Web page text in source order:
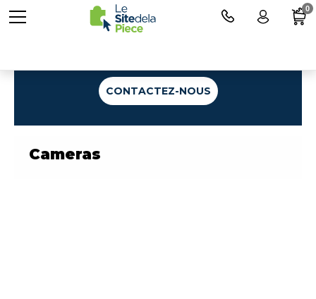
CONTACTEZ-NOUS
Cameras
0